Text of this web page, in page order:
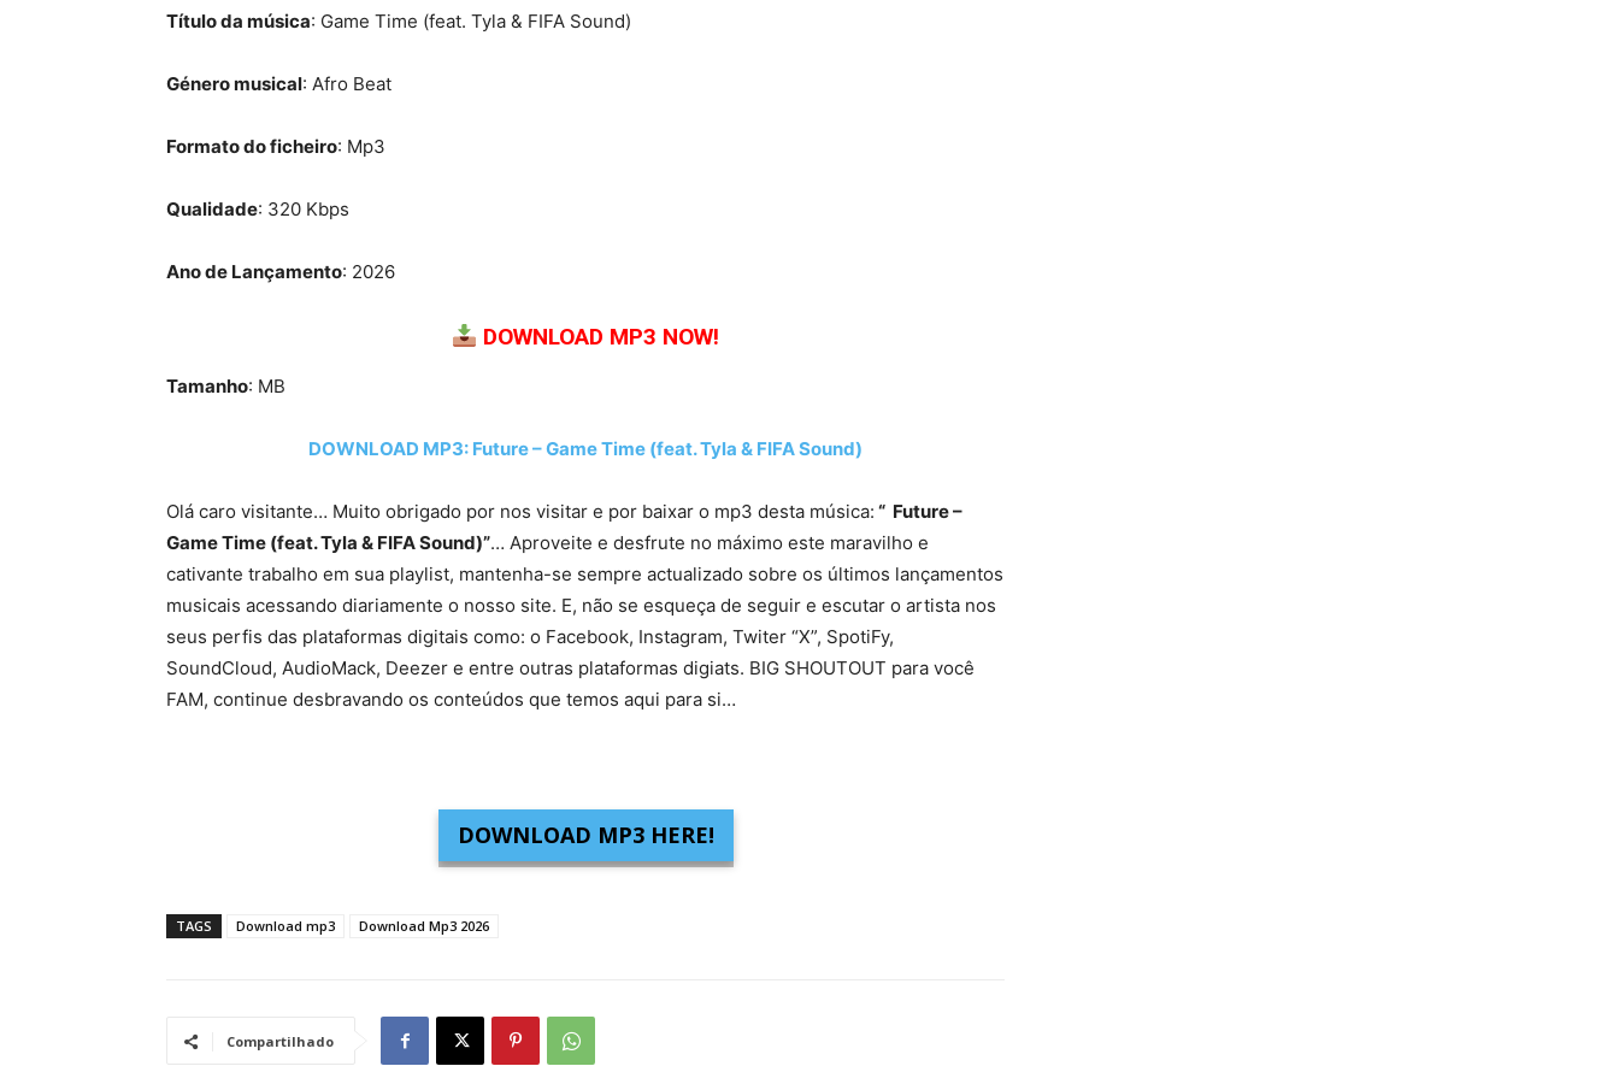
Título da música: Game Time (feat. Tyla & FIFA Sound)
Género musical: Afro Beat
Formato do ficheiro: Mp3
Qualidade: 320 Kbps
Ano de Lançamento: 2026
DOWNLOAD MP3 NOW!
Tamanho: MB
DOWNLOAD MP3: Future – Game Time (feat. Tyla & FIFA Sound)
Olá caro visitante… Muito obrigado por nos visitar e por baixar o mp3 desta música: “ Future –
Game Time (feat. Tyla & FIFA Sound)”… Aproveite e desfrute no máximo este maravilho e
cativante trabalho em sua playlist, mantenha-se sempre actualizado sobre os últimos lançamentos
musicais acessando diariamente o nosso site. E, não se esqueça de seguir e escutar o artista nos
seus perfis das plataformas digitais como: o Facebook, Instagram, Twiter “X”, SpotiFy,
SoundCloud, AudioMack, Deezer e entre outras plataformas digiats. BIG SHOUTOUT para você
FAM, continue desbravando os conteúdos que temos aqui para si…
DOWNLOAD MP3 HERE!
TAGS Download mp3 Download Mp3 2026
Compartilhado